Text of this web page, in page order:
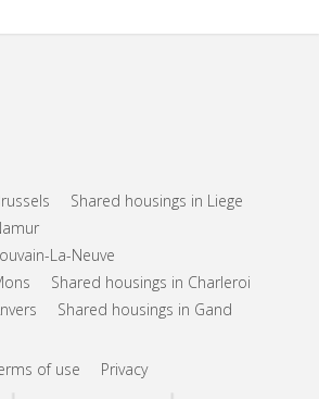
Shared housings in Liege
La-Neuve
Shared housings in Charleroi
Shared housings in Gand
of use Privacy